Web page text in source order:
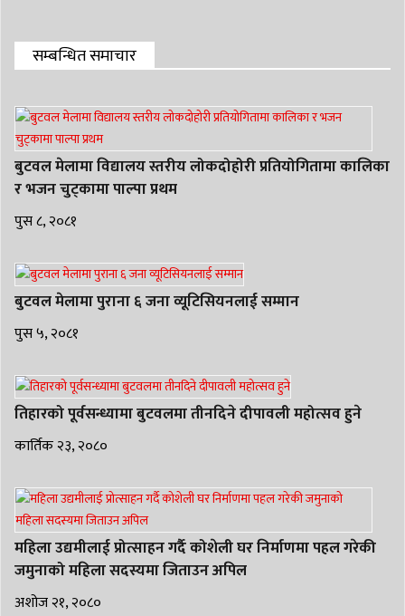
सम्बन्धित समाचार
बुटवल मेलामा विद्यालय स्तरीय लोकदोहोरी प्रतियोगितामा कालिका
र भजन चुट्‌कामा पाल्पा प्रथम
पुस ८, २०८१
बुटवल मेलामा पुराना ६ जना व्यूटिसियनलाई सम्मान
पुस ५, २०८१
तिहारको पूर्वसन्ध्यामा बुटवलमा तीनदिने दीपावली महोत्सव हुने
कार्तिक २३, २०८०
महिला उद्यमीलाई प्रोत्साहन गर्दै कोशेली घर निर्माणमा पहल गरेकी
जमुनाको महिला सदस्यमा जिताउन अपिल
अशोज २१, २०८०